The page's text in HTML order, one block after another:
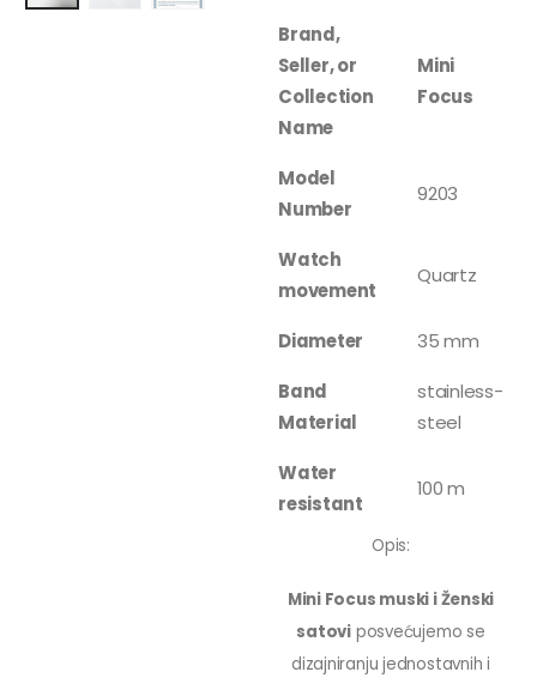
Brand,
Seller, or
Collection
Name
Mini
Focus
Model
Number
9203
Watch
movement
Quartz
Diameter
35 mm
Band
Material
stainless-
steel
Water
resistant
100 m
Opis:
Mini Focus muski i Ženski
satovi posvećujemo se
dizajniranju jednostavnih i